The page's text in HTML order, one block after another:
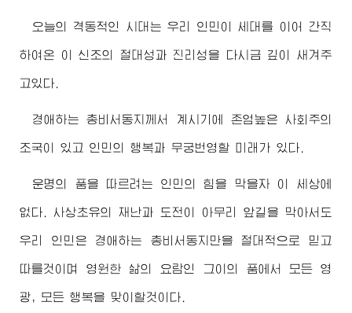
오늘의 격동적인 시대는 우리 인민이 세대를 이어 간직
하여온 이 신조의 절대성과 진리성을 다시금 깊이 새겨주
고있다.
경애하는 총비서동지께서 계시기에 존엄높은 사회주의
조국이 있고 인민의 행복과 무궁번영할 미래가 있다.
운명의 품을 따르려는 인민의 힘을 막을자 이 세상에
없다. 사상초유의 재난과 도전이 아무리 앞길을 막아서도
우리 인민은 경애하는 총비서동지 만을 절대적으로 믿고
따를것이며 영원한 삶의 요람인 그이의 품에서 모든 영
광, 모든 행복을 맞이할것이다.